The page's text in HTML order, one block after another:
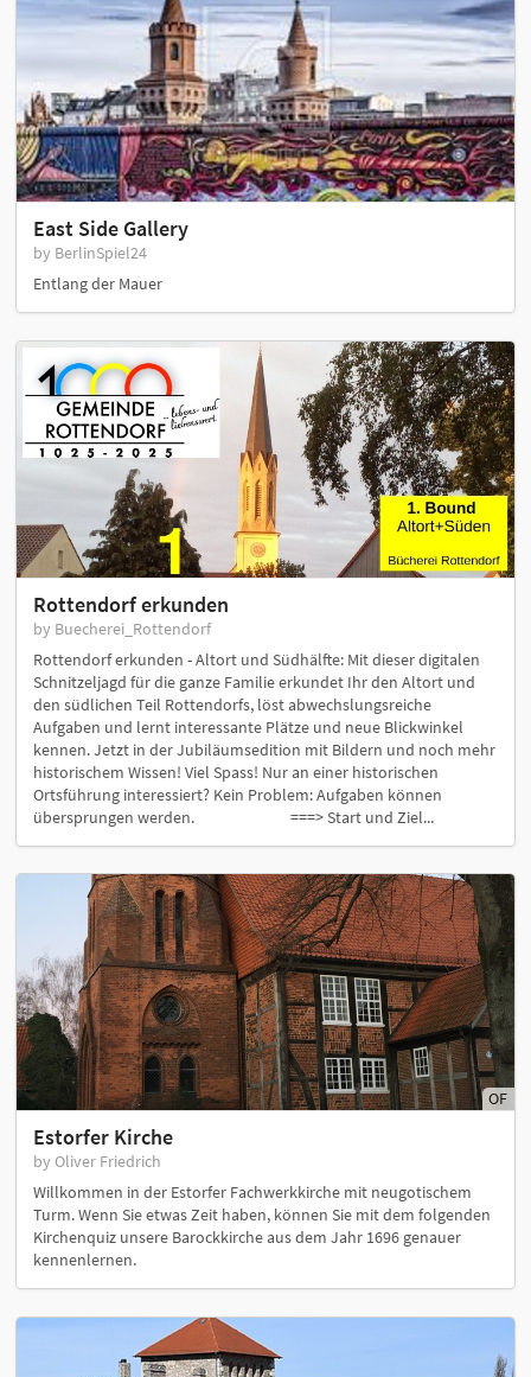
East Side Gallery
by BerlinSpiel24
Entlang der Mauer
Rottendorf erkunden
by Buecherei_Rottendorf
Rottendorf erkunden - Altort und Südhälfte: Mit dieser digitalen
Schnitzeljagd für die ganze Familie erkundet Ihr den Altort und
den südlichen Teil Rottendorfs, löst abwechslungsreiche
Aufgaben und lernt interessante Plätze und neue Blickwinkel
kennen. Jetzt in der Jubiläumsedition mit Bildern und noch mehr
historischem Wissen! Viel Spass! Nur an einer historischen
Ortsführung interessiert? Kein Problem: Aufgaben können
übersprungen werden. ===> Start und Ziel...
OF
Estorfer Kirche
by Oliver Friedrich
Willkommen in der Estorfer Fachwerkkirche mit neugotischem
Turm. Wenn Sie etwas Zeit haben, können Sie mit dem folgenden
Kirchenquiz unsere Barockkirche aus dem Jahr 1696 genauer
kennenlernen.